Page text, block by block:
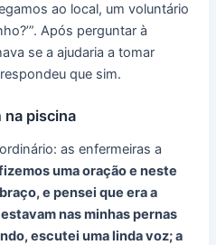
ao local, um voluntário
Após perguntar à
se a ajudaria a tomar
que sim.
na piscina
as enfermeiras a
uma oração e neste
e pensei que era a
nas minhas pernas
escutei uma linda voz; a